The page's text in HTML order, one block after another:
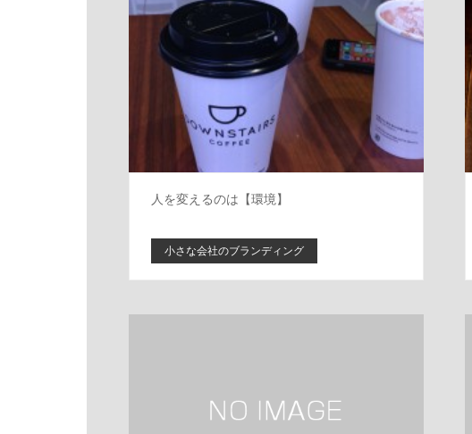
人を変えるのは【環境】
小さな会社のブランディング